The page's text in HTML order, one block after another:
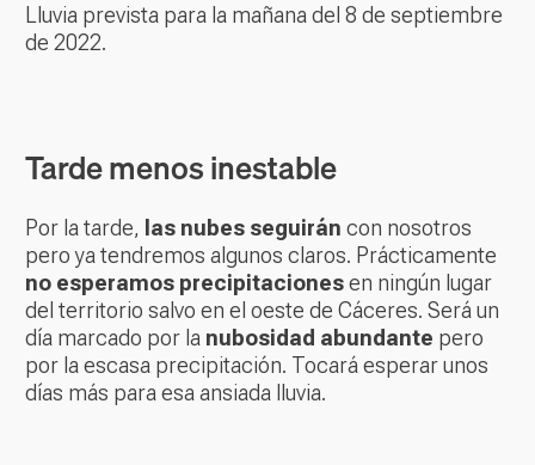
Lluvia prevista para la mañana del 8 de septiembre
de 2022.
Tarde menos inestable
Por la tarde, las nubes seguirán con nosotros
pero ya tendremos algunos claros. Prácticamente
no esperamos precipitacionesen ningún lugar
del territorio salvo en el oeste de Cáceres. Será un
día marcado por la nubosidad abundante pero
por la escasa precipitación. Tocará esperar unos
días más para esa ansiada lluvia.